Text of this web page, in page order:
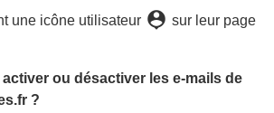
une icône utilisateur person_pin sur leur page
ou désactiver les e-mails de
?